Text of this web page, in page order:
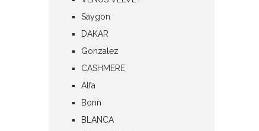
Saygon
DAKAR
Gonzalez
CASHMERE
Alfa
Bonn
BLANCA